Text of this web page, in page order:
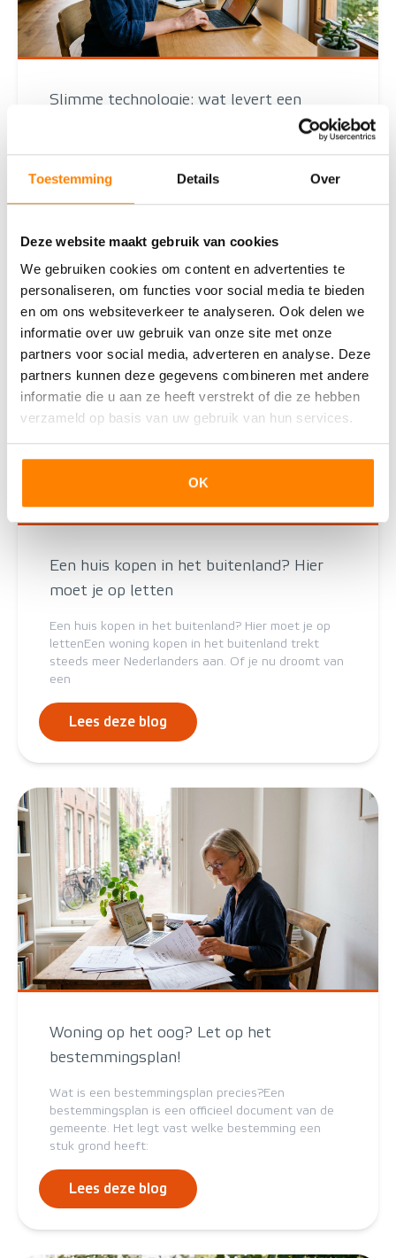
Toestemming Details Over
Deze website maakt gebruik van cookies
We gebruiken cookies om content en advertenties te
personaliseren, om functies voor social media te bieden
en om ons websiteverkeer te analyseren. Ook delen we
informatie over uw gebruik van onze site met onze
partners voor social media, adverteren en analyse. Deze
partners kunnen deze gegevens combineren met andere
informatie die u aan ze heeft verstrekt of die ze hebben
verzameld op basis van uw gebruik van hun services.
OK
Slimme technologie: wat levert een
een woning waarin apparaten en systemen met
Een huis kopen in het buitenland? Hier
moet je op letten
Een huis kopen in het buitenland? Hier moet je op
lettenEen woning kopen in het buitenland trekt
steeds meer Nederlanders aan. Of je nu droomt van
een
Lees deze blog
Woning op het oog? Let op het
bestemmingsplan!
Wat is een bestemmingsplan precies?Een
bestemmingsplan is een officieel document van de
gemeente. Het legt vast welke bestemming een
stuk grond heeft:
Lees deze blog